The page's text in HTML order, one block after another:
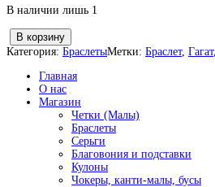
В наличии лишь 1
К
о
л
В корзину
Категория: БраслетыМетки: Браслет, Гагат,
Главная
О нас
Магазин
Четки (Малы)
Браслеты
Серьги
Благовония и подставки
Кулоны
Чокеры, канти-малы, бусы